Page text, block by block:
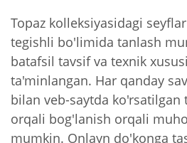
Topaz kolleksiyasidagi
tegishli bo'limida tanlash
batafsil tavsif va texnik
ta'minlangan. Har qanday
bilan veb-saytda
orqali bog'lanish orqali
mumkin. Onlayn do'konga